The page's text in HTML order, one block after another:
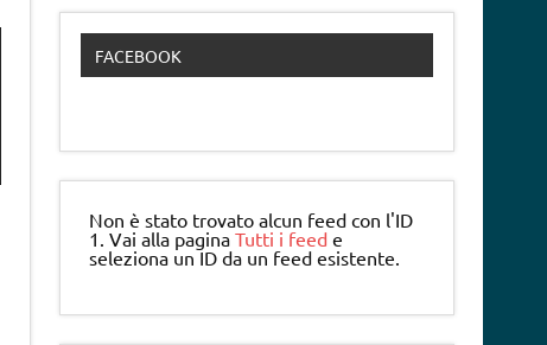
FACEBOOK
Non è stato trovato alcun feed con l'ID
1. Vai alla paginaTutti i feed e
seleziona un ID da un feed esistente.